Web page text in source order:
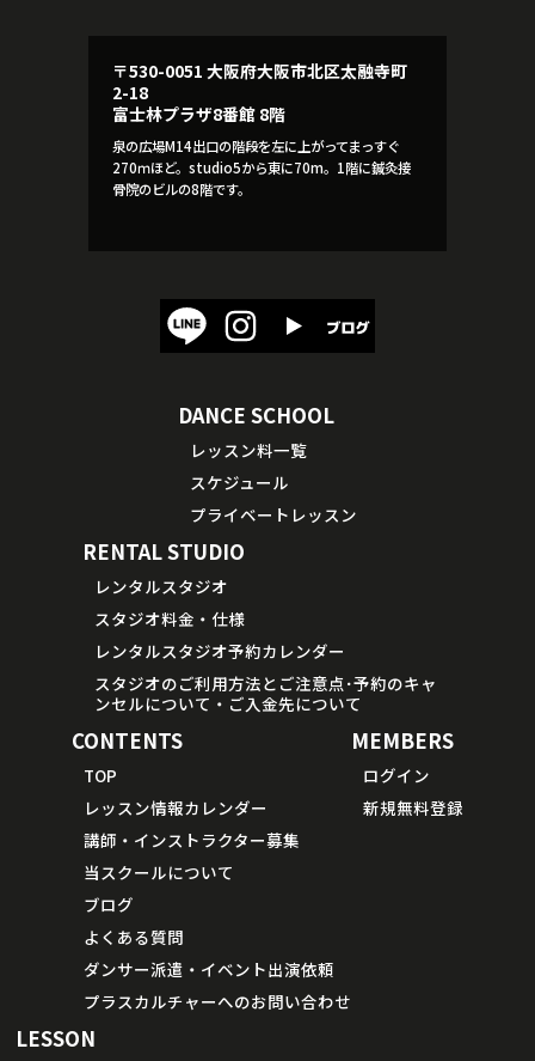
〒530-0051 大阪府大阪市北区太融寺町
2-18
富士林プラザ8番館 8階
泉の広場M14出口の階段を左に上がってまっすぐ
270ｍほど。studio5から東に70m。1階に鍼灸接
骨院のビルの8階です。
DANCE SCHOOL
レッスン料一覧
スケジュール
プライベートレッスン
RENTAL STUDIO
レンタルスタジオ
スタジオ料金・仕様
レンタルスタジオ予約カレンダー
スタジオのご利用方法とご注意点･予約のキャ
ンセルについて・ご入金先について
CONTENTS
TOP
レッスン情報カレンダー
講師・インストラクター募集
当スクールについて
ブログ
よくある質問
ダンサー派遣・イベント出演依頼
プラスカルチャーへのお問い合わせ
MEMBERS
ログイン
新規無料登録
LESSON